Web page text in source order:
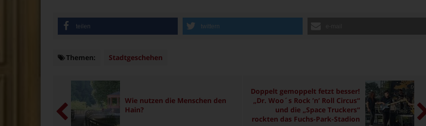
teilen twittern
Themen: Themen
Stadtgeschehen
Wie nutzen die Menschen den
Hain?
Doppelt gemoppelt fetzt besser!
„Dr. Woo´s Rock ’n‘ Roll Circus“
und die „Space Truckers“
rockten das Fuchs-Park-Stadion